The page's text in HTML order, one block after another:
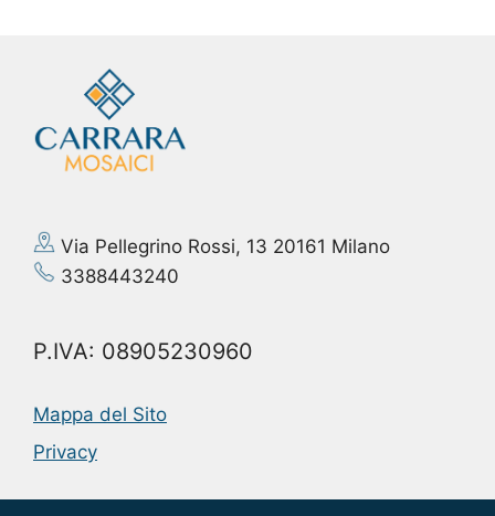
Via Pellegrino Rossi, 13 20161 Milano
3388443240
P.IVA: 08905230960
Mappa del Sito
Privacy